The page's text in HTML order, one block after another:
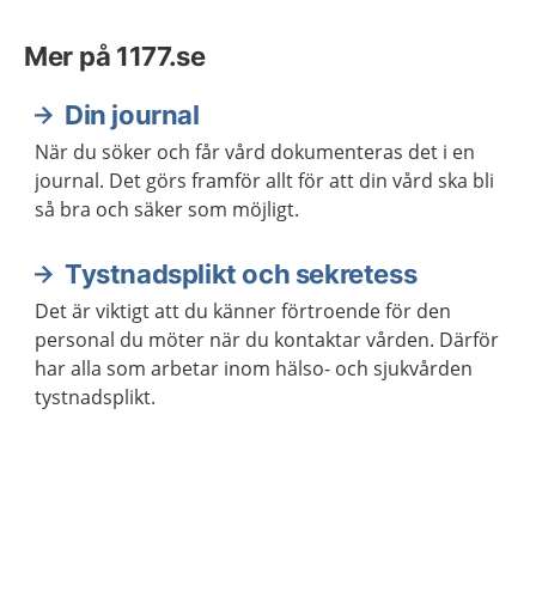
Mer på 1177.se
Din journal
När du söker och får vård dokumenteras det i en
journal. Det görs framför allt för att din vård ska bli
så bra och säker som möjligt.
Tystnadsplikt och sekretess
Det är viktigt att du känner förtroende för den
personal du möter när du kontaktar vården. Därför
har alla som arbetar inom hälso- och sjukvården
tystnadsplikt.